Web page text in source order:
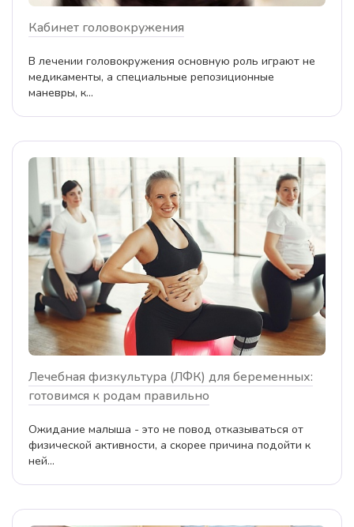
Кабинет головокружения
В лечении головокружения основную роль играют не
медикаменты, а специальные репозиционные
маневры, к...
Лечебная физкультура (ЛФК) для беременных:
готовимся к родам правильно
Ожидание малыша - это не повод отказываться от
физической активности, а скорее причина подойти к
ней...